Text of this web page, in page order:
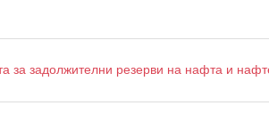
за задолжителни резерви на нафта и